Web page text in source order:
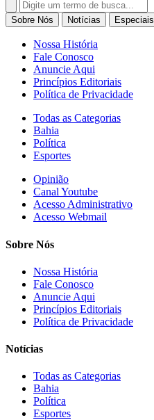
Search
for:
Sobre Nós Notícias Especiais
Nossa História
Fale Conosco
Anuncie Aqui
Princípios Editoriais
Política de Privacidade
Todas as Categorias
Bahia
Política
Esportes
Opinião
Canal Youtube
Acesso Administrativo
Acesso Webmail
Sobre Nós
Nossa História
Fale Conosco
Anuncie Aqui
Princípios Editoriais
Política de Privacidade
Notícias
Todas as Categorias
Bahia
Política
Esportes